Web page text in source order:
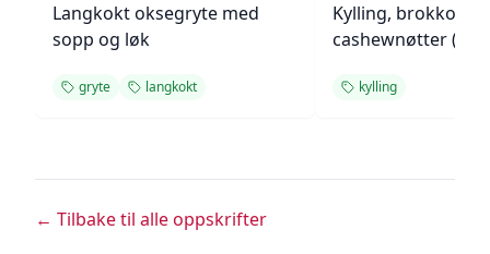
Langkokt oksegryte med
sopp og løk
gryte langkokt
Kylling, brokkoli og
cashewnøtter
kylling
← Tilbake til alle oppskrifter